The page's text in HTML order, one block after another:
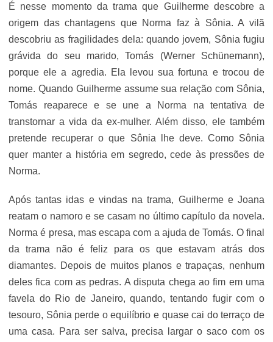
É nesse momento da trama que Guilherme descobre a
origem das chantagens que Norma faz à Sônia. A vilã
descobriu as fragilidades dela: quando jovem, Sônia fugiu
grávida do seu marido, Tomás (Werner Schünemann),
porque ele a agredia. Ela levou sua fortuna e trocou de
nome. Quando Guilherme assume sua relação com Sônia,
Tomás reaparece e se une a Norma na tentativa de
transtornar a vida da ex-mulher. Além disso, ele também
pretende recuperar o que Sônia lhe deve. Como Sônia
quer manter a história em segredo, cede às pressões de
Norma.
Após tantas idas e vindas na trama, Guilherme e Joana
reatam o namoro e se casam no último capítulo da novela.
Norma é presa, mas escapa com a ajuda de Tomás. O final
da trama não é feliz para os que estavam atrás dos
diamantes. Depois de muitos planos e trapaças, nenhum
deles fica com as pedras. A disputa chega ao fim em uma
favela do Rio de Janeiro, quando, tentando fugir com o
tesouro, Sônia perde o equilíbrio e quase cai do terraço de
uma casa. Para ser salva, precisa largar o saco com os